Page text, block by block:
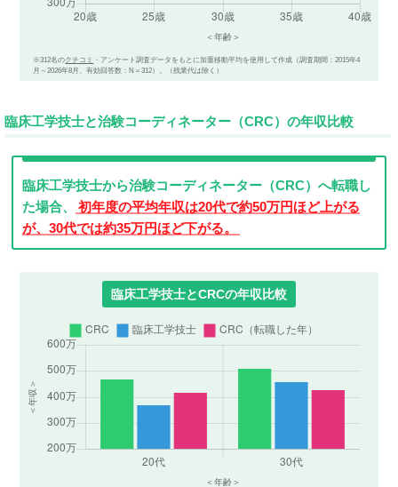
※312名のクチコミ ・アンケート調査データをもとに加重移動平均を使用して作成（調査期間：2015年4
月～2026年8月、有効回答数：N＝312）。（残業代は除く）
臨床工学技士と治験コーディネーター（CRC）の年収比較
臨床工学技士から治験コーディネーター（CRC）へ転職し
た場合、
初年度の平均年収は20代で約50万円ほど上がる
が、30代では約35万円ほど下がる。
臨床工学技士とCRCの年収比較